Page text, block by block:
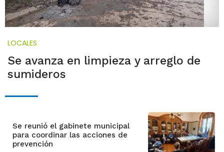
LOCALES
Se avanza en limpieza y arreglo de
sumideros
Se reunió el gabinete municipal
para coordinar las acciones de
prevención